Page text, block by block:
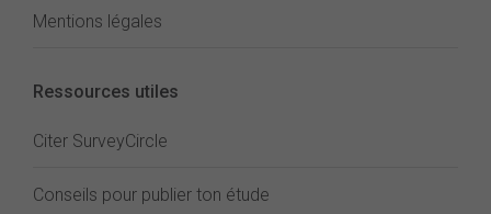
Mentions légales
Ressources utiles
Citer SurveyCircle
Conseils pour publier ton étude